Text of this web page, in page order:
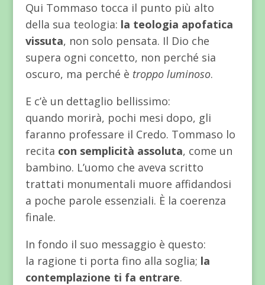
Qui Tommaso tocca il punto più alto
della sua teologia: la teologia apofatica
vissuta, non solo pensata. Il Dio che
supera ogni concetto, non perché sia
oscuro, ma perché è troppo luminoso.
E c’è un dettaglio bellissimo:
quando morirà, pochi mesi dopo, gli
faranno professare il Credo. Tommaso lo
recita con semplicità assoluta, come un
bambino. L’uomo che aveva scritto
trattati monumentali muore affidandosi
a poche parole essenziali. È la coerenza
finale.
In fondo il suo messaggio è questo:
la ragione ti porta fino alla soglia; la
contemplazione ti fa entrare.